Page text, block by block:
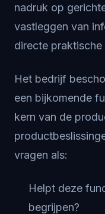
nadruk op
vastleggen van
directe
Het bedrijf
een bijkomende
kern van de
vragen als:
Helpt deze
begrijpen?